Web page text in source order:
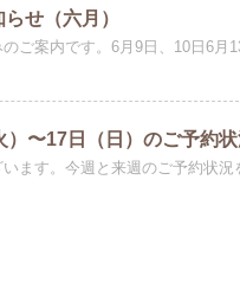
せ（六月）
のご案内です。6月9日、10日6
）〜17日（日）のご予約
います。今週と来週のご予約状